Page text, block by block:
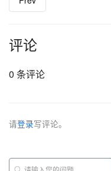
评论
0 条评论
请登录写评论。